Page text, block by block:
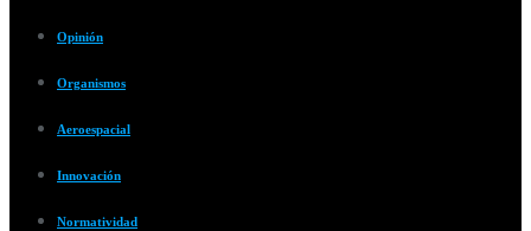
Opinión
Organismos
Aeroespacial
Innovación
Normatividad